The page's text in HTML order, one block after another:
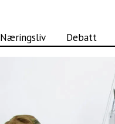
Næringsliv Debatt